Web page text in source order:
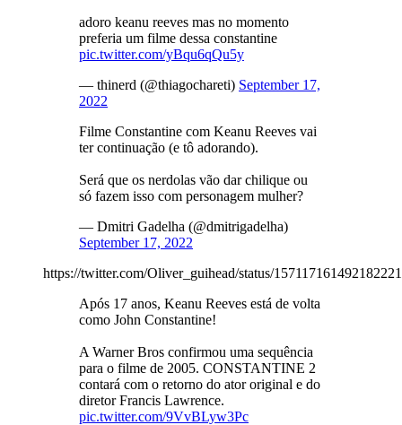
adoro keanu reeves mas no momento
preferia um filme dessa constantine
pic.twitter.com/yBqu6qQu5y
— thinerd (@thiagochareti) September 17,
2022
Filme Constantine com Keanu Reeves vai
ter continuação (e tô adorando).
Será que os nerdolas vão dar chilique ou
só fazem isso com personagem mulher?
— Dmitri Gadelha (@dmitrigadelha)
September 17, 2022
https://twitter.com/Oliver_guihead/status/
Após 17 anos, Keanu Reeves está de volta
como John Constantine!
A Warner Bros confirmou uma sequência
para o filme de 2005. CONSTANTINE 2
contará com o retorno do ator original e do
diretor Francis Lawrence.
pic.twitter.com/9VvBLyw3Pc